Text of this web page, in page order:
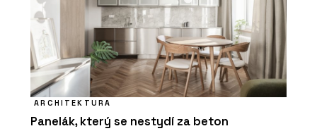
ARCHITEKTURA
Panelák, který se nestydí za beton